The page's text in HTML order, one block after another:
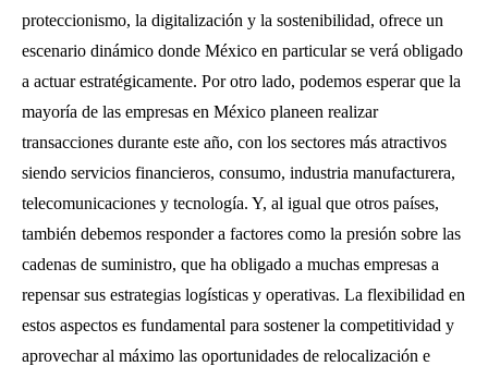
proteccionismo, la digitalización y la sostenibilidad, ofrece un
escenario dinámico donde México en particular se verá obligado
a actuar estratégicamente. Por otro lado, podemos esperar que la
mayoría de las empresas en México planeen realizar
transacciones durante este año, con los sectores más atractivos
siendo servicios financieros, consumo, industria manufacturera,
telecomunicaciones y tecnología. Y, al igual que otros países,
también debemos responder a factores como la presión sobre las
cadenas de suministro, que ha obligado a muchas empresas a
repensar sus estrategias logísticas y operativas. La flexibilidad en
estos aspectos es fundamental para sostener la competitividad y
aprovechar al máximo las oportunidades de relocalización e